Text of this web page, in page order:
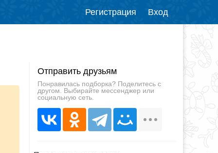
Регистрация Вход
Отправить друзьям
Понравилась подборка? Поделитесь с
другом. Выбирайте мессенджер или
социальную сеть.